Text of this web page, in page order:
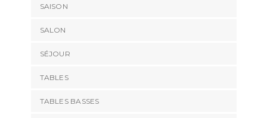
SAISON
SALON
SÉJOUR
TABLES
TABLES BASSES